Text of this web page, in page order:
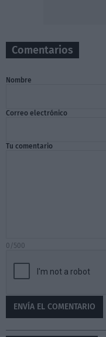
Comentarios
Nombre
Correo electrónico
Tu comentario
0/500